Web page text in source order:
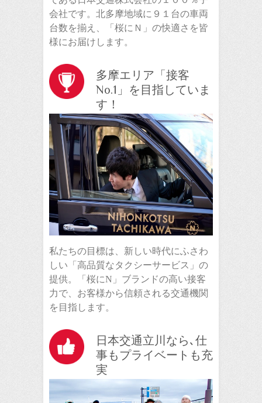
会社です。北多摩地域に９１台の車両
台数を揃え、「桜にＮ」の快適さを皆
様にお届けします。
多摩エリア「接客
No.1」を目指していま
す！
私たちの目標は、新しい時代にふさわ
しい「高品質なタクシーサービス」の
提供。「桜にN」ブランドの高い接客
力で、お客様から信頼される交通機関
を目指します。
日本交通立川なら､仕
事もプライベートも充
実